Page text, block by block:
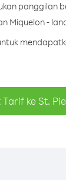
panggilan
Miquelon -
ke St.